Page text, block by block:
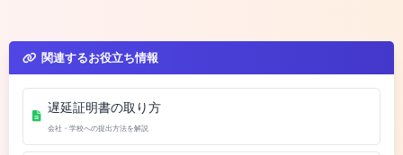
関連するお役立ち情報
遅延証明書の取り方
会社・学校への提出方法を解説